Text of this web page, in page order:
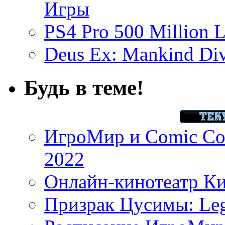
Игры
PS4 Pro 500 Million
Deus Ex: Mankind
Будь в теме!
ИгроМир и Comic
2022
Онлайн-кинотеатр
Призрак Цусимы: